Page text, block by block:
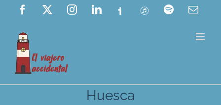
Saltar
contenido
Facebook InstagramLinkedIn
Ivoox ITunes Spotify
Huesca